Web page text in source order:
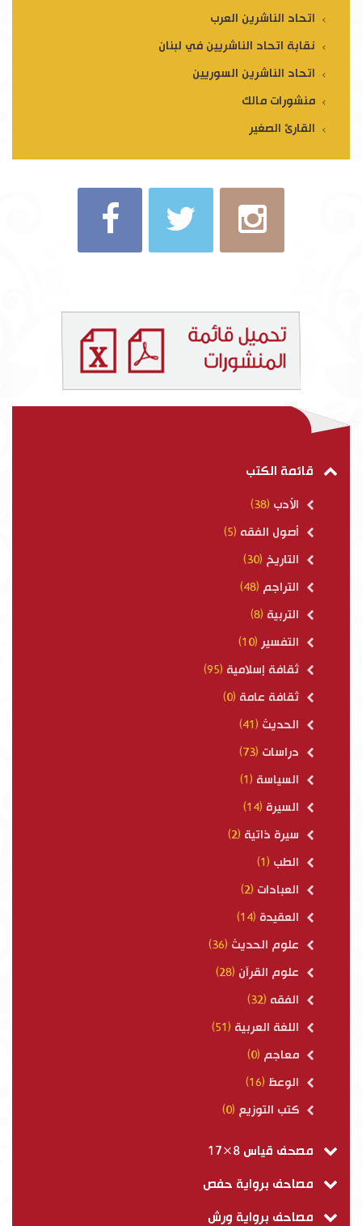
اتحاد الناشرين العرب
نقابة اتحاد الناشريين في لبنان
اتحاد الناشرين السوريين
منشورات مالك
القارئ الصغير
قائمة الكتب
الأدب (38)
أصول الفقه (5)
التاريخ (30)
التراجم (48)
التربية (8)
التفسير (10)
ثقافة إسلامية (95)
ثقافة عامة (0)
الحديث (41)
دراسات (73)
السياسة (1)
السيرة (14)
سيرة ذاتية (2)
الطب (1)
العبادات (2)
العقيدة (14)
علوم الحديث (36)
علوم القرآن (28)
الفقه (32)
اللغة العربية (51)
معاجم (0)
الوعظ (16)
كتب التوزيع (0)
مصحف قياس 8×17
مصاحف برواية حفص
مصاحف برواية ورش